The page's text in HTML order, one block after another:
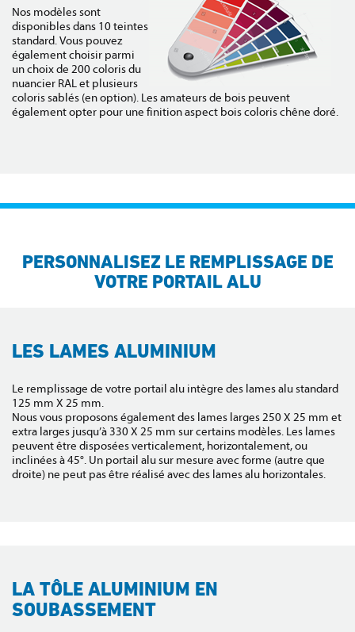
Nos modèles sont
disponibles dans 10 teintes
standard. Vous pouvez
également choisir parmi
un choix de 200 coloris du
nuancier RAL et plusieurs
coloris sablés (en option). Les amateurs de bois peuvent
également opter pour une finition aspect bois coloris chêne doré.
PERSONNALISEZ LE REMPLISSAGE DE
VOTRE PORTAIL ALU
LES LAMES ALUMINIUM
Le remplissage de votre portail alu intègre des lames alu standard
125 mm X 25 mm.
Nous vous proposons également des lames larges 250 X 25 mm et
extra larges jusqu’à 330 X 25 mm sur certains modèles. Les lames
peuvent être disposées verticalement, horizontalement, ou
inclinées à 45°. Un portail alu sur mesure avec forme (autre que
droite) ne peut pas être réalisé avec des lames alu horizontales.
LA TÔLE ALUMINIUM EN
SOUBASSEMENT